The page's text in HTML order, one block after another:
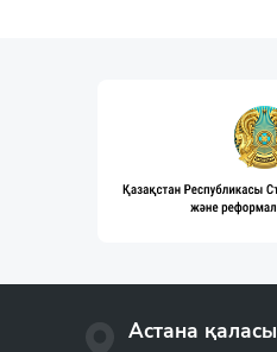
Астана қаласы